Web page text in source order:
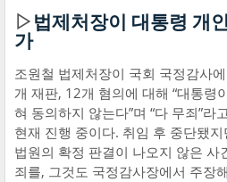
▷법제처장이 대통령 개
가
조원철 법제처장이 국회 국정감사
개 재판, 12개 혐의에 대해 “대통령
혀 동의하지 않는다”며 “다 무죄”라
현재 진행 중이다. 취임 후 중단됐
법원의 확정 판결이 나오지 않은 사
죄를, 그것도 국정감사장에서 주장